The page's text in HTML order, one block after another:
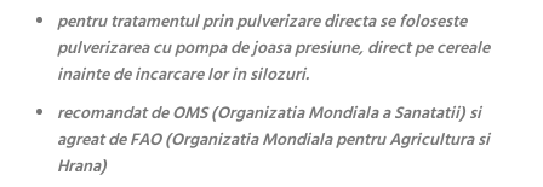
pentru tratamentul prin pulverizare directa se foloseste
pulverizarea cu pompa de joasa presiune, direct pe cereale
inainte de incarcare lor in silozuri.
recomandat de OMS (Organizatia Mondiala a Sanatatii) si
agreat de FAO (Organizatia Mondiala pentru Agricultura si
Hrana)